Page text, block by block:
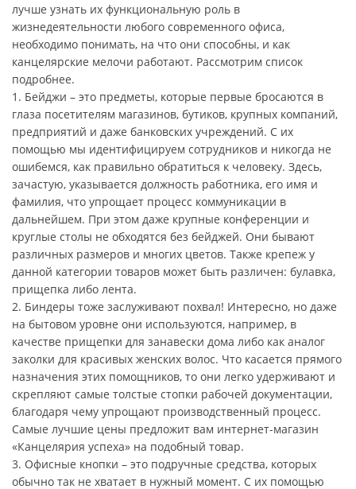
лучше узнать их функциональную роль в
жизнедеятельности любого современного офиса,
необходимо понимать, на что они способны, и как
канцелярские мелочи работают. Рассмотрим список
подробнее.
1. Бейджи – это предметы, которые первые бросаются в
глаза посетителям магазинов, бутиков, крупных компаний,
предприятий и даже банковских учреждений. С их
помощью мы идентифицируем сотрудников и никогда не
ошибемся, как правильно обратиться к человеку. Здесь,
зачастую, указывается должность работника, его имя и
фамилия, что упрощает процесс коммуникации в
дальнейшем. При этом даже крупные конференции и
круглые столы не обходятся без бейджей. Они бывают
различных размеров и многих цветов. Также крепеж у
данной категории товаров может быть различен: булавка,
прищепка либо лента.
2. Биндеры тоже заслуживают похвал! Интересно, но даже
на бытовом уровне они используются, например, в
качестве прищепки для занавески дома либо как аналог
заколки для красивых женских волос. Что касается прямого
назначения этих помощников, то они легко удерживают и
скрепляют самые толстые стопки рабочей документации,
благодаря чему упрощают производственный процесс.
Самые лучшие цены предложит вам интернет-магазин
«Канцелярия успеха» на подобный товар.
3. Офисные кнопки – это подручные средства, которых
обычно так не хватает в нужный момент. С их помощью